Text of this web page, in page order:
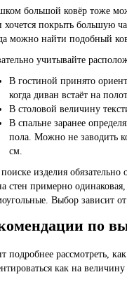
большой ковёр тоже
хочется покрыть большую
можно найти подобный
учитывайте
В гостиной принято
когда диван встаёт на
В столовой величину
В спальне заранее
пола. Можно не заводить
см.
изделия
стен примерно
Выбор зависит
по
подробнее рассмотреть,
как на